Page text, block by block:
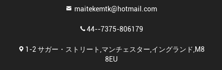
maitekemtk@hotmail.com
44--7375-806179
1-2 サガー・ストリート,マンチェスター,イングランド,M8
8EU